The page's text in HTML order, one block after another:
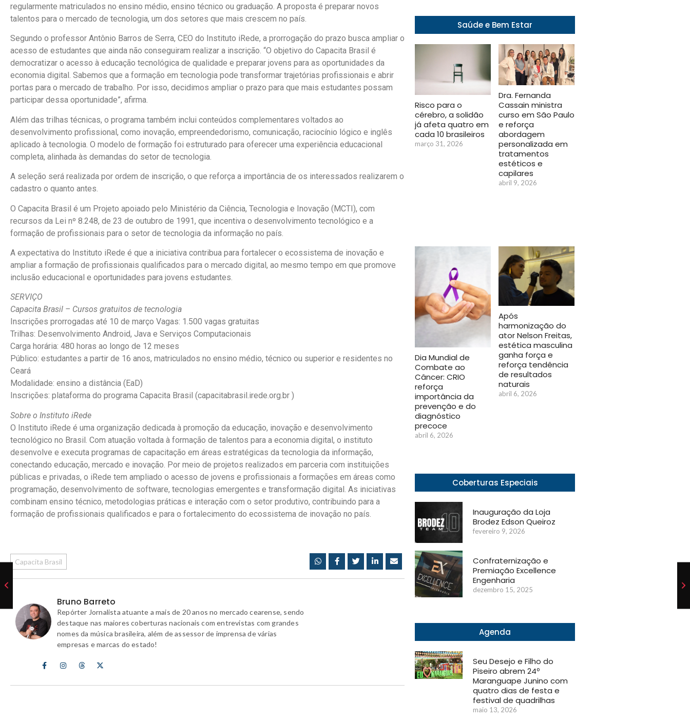
regularmente matriculados no ensino médio, ensino técnico ou graduação. A proposta é preparar novos
talentos para o mercado de tecnologia, um dos setores que mais crescem no país.
Segundo o professor Antônio Barros de Serra, CEO do Instituto iRede, a prorrogação do prazo busca ampliar o
acesso de estudantes que ainda não conseguiram realizar a inscrição. “O objetivo do Capacita Brasil é
democratizar o acesso à educação tecnológica de qualidade e preparar jovens para as oportunidades da
economia digital. Sabemos que a formação em tecnologia pode transformar trajetórias profissionais e abrir
portas para o mercado de trabalho. Por isso, decidimos ampliar o prazo para que mais estudantes possam
participar dessa oportunidade”, afirma.
Além das trilhas técnicas, o programa também inclui conteúdos complementares voltados ao
desenvolvimento profissional, como inovação, empreendedorismo, comunicação, raciocínio lógico e inglês
aplicado à tecnologia. O modelo de formação foi estruturado para oferecer uma experiência educacional
completa, alinhada às demandas do setor de tecnologia.
A seleção será realizada por ordem de inscrição, o que reforça a importância de os interessados realizarem o
cadastro o quanto antes.
O Capacita Brasil é um Projeto apoiado pelo Ministério da Ciência, Tecnologia e Inovação (MCTI), com
recursos da Lei nº 8.248, de 23 de outubro de 1991, que incentiva o desenvolvimento tecnológico e a
formação de profissionais para o setor de tecnologia da informação no país.
A expectativa do Instituto iRede é que a iniciativa contribua para fortalecer o ecossistema de inovação e
ampliar a formação de profissionais qualificados para o mercado digital, ao mesmo tempo em que promove
inclusão educacional e oportunidades para jovens estudantes.
SERVIÇO
Capacita Brasil – Cursos gratuitos de tecnologia
Inscrições prorrogadas até 10 de março Vagas: 1.500 vagas gratuitas
Trilhas: Desenvolvimento Android, Java e Serviços Computacionais
Carga horária: 480 horas ao longo de 12 meses
Público: estudantes a partir de 16 anos, matriculados no ensino médio, técnico ou superior e residentes no
Ceará
Modalidade: ensino a distância (EaD)
Inscrições: plataforma do programa Capacita Brasil (capacitabrasil.irede.org.br )
Sobre o Instituto iRede
O Instituto iRede é uma organização dedicada à promoção da educação, inovação e desenvolvimento
tecnológico no Brasil. Com atuação voltada à formação de talentos para a economia digital, o instituto
desenvolve e executa programas de capacitação em áreas estratégicas da tecnologia da informação,
conectando educação, mercado e inovação. Por meio de projetos realizados em parceria com instituições
públicas e privadas, o iRede tem ampliado o acesso de jovens e profissionais a formações em áreas como
programação, desenvolvimento de software, tecnologias emergentes e transformação digital. As iniciativas
combinam ensino técnico, metodologias práticas e interação com o setor produtivo, contribuindo para a
formação de profissionais qualificados e para o fortalecimento do ecossistema de inovação no país.
Capacita Brasil
Bruno Barreto
Repórter Jornalista atuante a mais de 20 anos no mercado cearense, sendo
destaque nas maiores coberturas nacionais com entrevistas com grandes
nomes da música brasileira, além de assessor de imprensa de várias
empresas e marcas do estado!
Saúde e Bem Estar
Risco para o
cérebro, a solidão
já afeta quatro em
cada 10 brasileiros
março 31, 2026
Dra. Fernanda
Cassain ministra
curso em São Paulo
e reforça
abordagem
personalizada em
tratamentos
estéticos e
capilares
abril 9, 2026
Dia Mundial de
Combate ao
Câncer: CRIO
reforça
importância da
prevenção e do
diagnóstico
precoce
abril 6, 2026
Após
harmonização do
ator Nelson Freitas,
estética masculina
ganha força e
reforça tendência
de resultados
naturais
abril 6, 2026
Coberturas Especiais
Inauguração da Loja
Brodez Edson Queiroz
fevereiro 9, 2026
Confraternização e
Premiação Excellence
Engenharia
dezembro 15, 2025
Agenda
Seu Desejo e Filho do
Piseiro abrem 24º
Maranguape Junino com
quatro dias de festa e
festival de quadrilhas
maio 13, 2026